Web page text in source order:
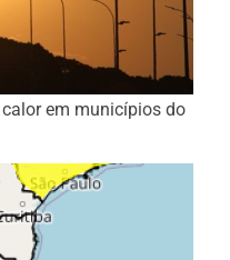
em municípios do